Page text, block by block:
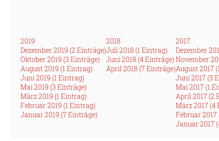
2019
Dezember 2019 (2 Einträge)
Oktober 2019 (3 Einträge)
August 2019 (1 Eintrag)
Juni 2019 (1 Eintrag)
Mai 2019 (3 Einträge)
März 2019 (1 Eintrag)
Februar 2019 (1 Eintrag)
Januar 2019 (7 Einträge)
2018
Juli 2018 (1 Eintrag)
Juni 2018 (4 Einträge)
April 2018 (7 Einträge)
2017
Dezember
November
August 2017
Juni 2017 (3
Mai 2017 (1
April 2017 (2
März 2017 (4
Februar 2017
Januar 2017